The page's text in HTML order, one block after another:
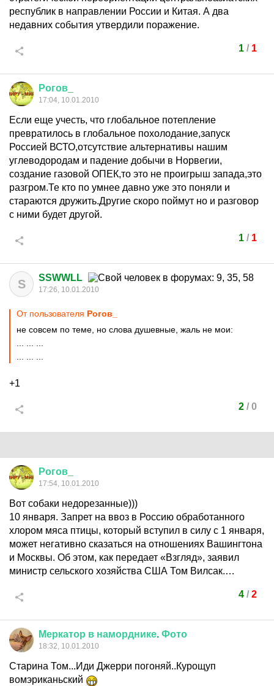
республик в направлении России и Китая. А два
недавних события утвердили поражение.
1/ 1
Рогов
17:04, 10.01.2010
Если еще учесть, что глобальное потепление
превратилось в глобальное похолодание,запуск
Россией ВСТО,отсутствие альтернативы нашим
углеводородам и падение добычи в Норвегии,
создание газовой ОПЕК,то это не проигрыш запада,это
разгром.Те кто по умнее давно уже это поняли и
стараются дружить.Другие скоро поймут но и разговор
с ними будет другой.
1/ 1
S SSWWLL
17:26, 10.01.2010
От пользователя Рогов_
не совсем по теме, но слова душевные, жаль не мои:
+1
2/ 0
Рогов
17:54, 10.01.2010
Вот собаки недорезанные)))
10 января. Запрет на ввоз в Россию обработанного
хлором мяса птицы, который вступил в силу с 1 января,
может негативно сказаться на отношениях Вашингтона
и Москвы. Об этом, как передает «Взгляд», заявил
министр сельского хозяйства США Том Вилсак.…
4/ 2
Меркатор в наморднике. Фото
18:32, 10.01.2010
Старина Том...Иди Джерри погоняй..Курощуп
вомэриканьский